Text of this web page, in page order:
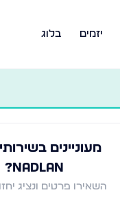
יזמים בלוג
NADLAN?
השאירו פרטים ונציג